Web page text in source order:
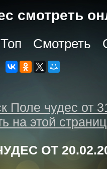
cмотреть
Топ Смотреть
Поле чудес от
на этой
ОТ